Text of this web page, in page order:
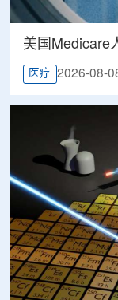
美国Medicare
医疗 2026-08-